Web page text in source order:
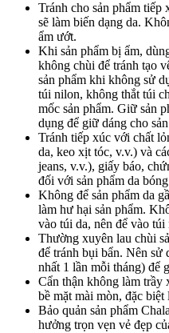
Tránh cho sản phẩm tiếp
sẽ làm biến dạng da.
ẩm ướt.
Khi sản phẩm bị ẩm,
không chùi để tránh tạo
sản phẩm khi không sử
túi nilon, không thắt túi
mốc sản phẩm. Giữ sản
dụng để giữ dáng cho
Tránh tiếp xúc với chất
da, keo xịt tóc, v.v.) và
jeans, v.v.), giấy báo,
đối với sản phẩm da
Không để sản phẩm da
làm hư hại sản phẩm.
vào túi da, nên để vào túi
Thường xuyên lau chùi
để tránh bụi bẩn. Nên sử
nhất 1 lần mỗi tháng) để
Cẩn thận không làm trầy
bề mặt mài mòn, đặc biệt
Bảo quản sản phẩm
hưởng trọn vẹn vẻ đẹp